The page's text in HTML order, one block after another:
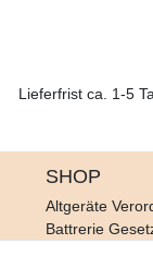
Lieferfrist ca. 1-5
SHOP
Altgeräte
Battrerie